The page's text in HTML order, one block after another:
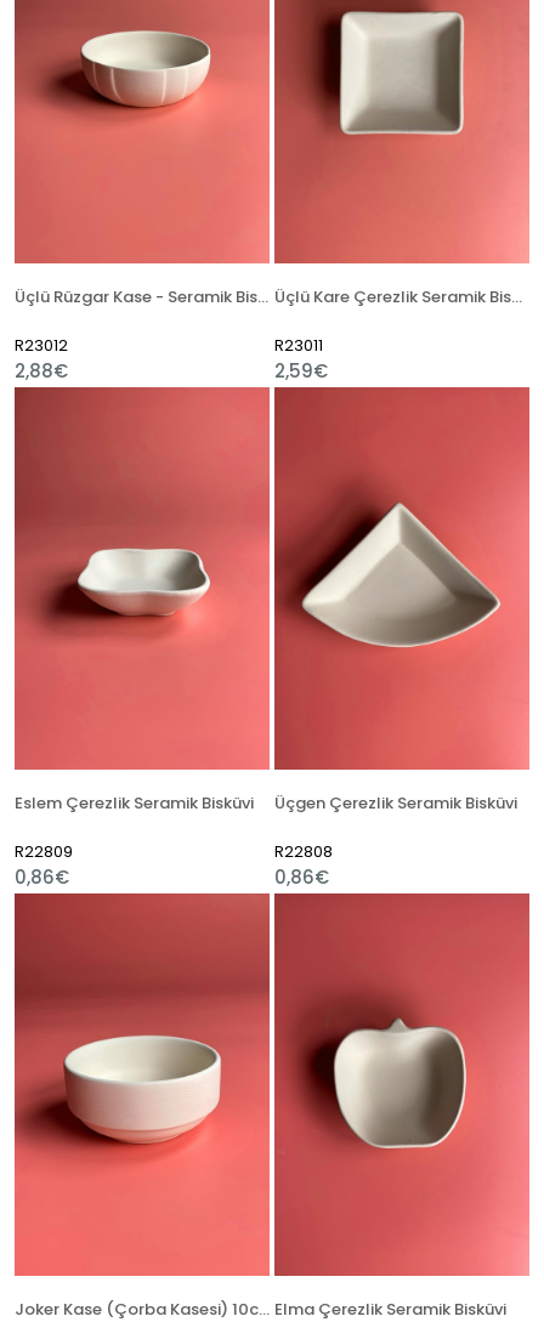
Üçlü Rüzgar Kase - Seramik Bisküvi
R23012
2,88€
Üçlü Kare Çerezlik Seramik Bisküvi
R23011
2,59€
Eslem Çerezlik Seramik Bisküvi
R22809
0,86€
Üçgen Çerezlik Seramik Bisküvi
R22808
0,86€
Joker Kase (Çorba Kasesi) 10cm Seramik Bisküvi Elma Çerezlik Seramik Bisküvi